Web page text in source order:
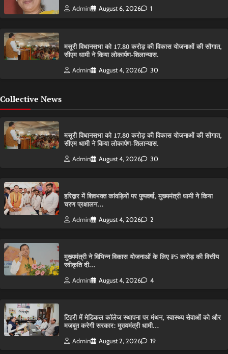
Admin August 6, 2026 1
मसूरी विधानसभा को 17.80 करोड़ की विकास योजनाओं की सौगात,
सीएम धामी ने किया लोकार्पण-शिलान्यास.
Admin August 4, 2026 30
Collective News
मसूरी विधानसभा को 17.80 करोड़ की विकास योजनाओं की सौगात,
सीएम धामी ने किया लोकार्पण-शिलान्यास.
Admin August 4, 2026 30
हरिद्वार में शिवभक्त कांवड़ियों पर पुष्पवर्षा, मुख्यमंत्री धामी ने किया
चरण प्रक्षालन…
Admin August 4, 2026 2
मुख्यमंत्री ने विभिन्न विकास योजनाओं के लिए ₹5 करोड़ की वित्तीय
स्वीकृति दी…
Admin August 4, 2026 4
टिहरी में मेडिकल कॉलेज स्थापना पर मंथन, स्वास्थ्य सेवाओं को और
मजबूत करेगी सरकार: मुख्यमंत्री धामी…
Admin August 2, 2026 19